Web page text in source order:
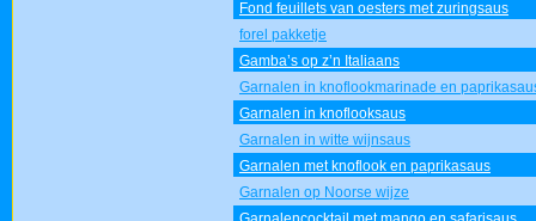
Fond feuillets van oesters met zuringsaus
forel pakketje
Gamba’s op z’n Italiaans
Garnalen in knoflookmarinade en
Garnalen in knoflooksaus
Garnalen in witte wijnsaus
Garnalen met knoflook en paprikasaus
Garnalen op Noorse wijze